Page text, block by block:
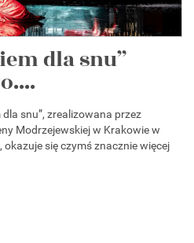
dla snu”
snu”, zrealizowana przez
Modrzejewskiej w Krakowie w
okazuje się czymś znacznie więcej